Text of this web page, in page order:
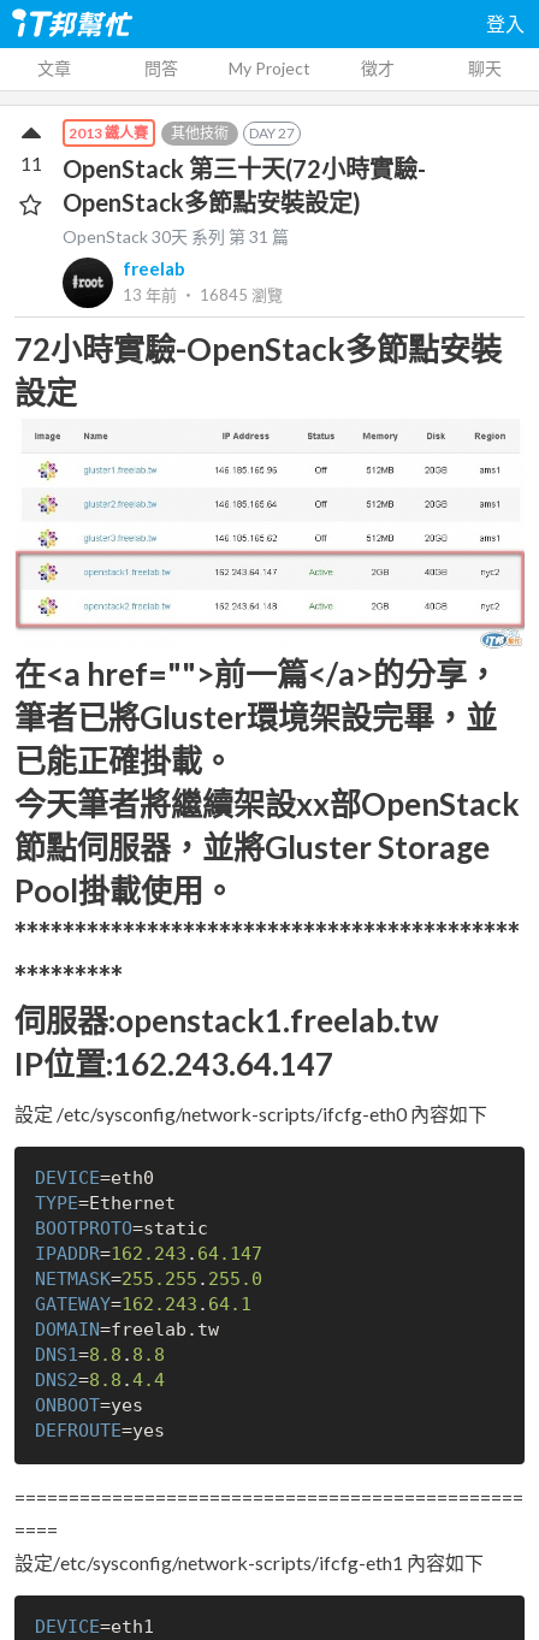
登入
文章 問答 My Project 徵才 聊天
2013 鐵人賽 其他技術 DAY27
OpenStack 第三十天(72小時實驗-
OpenStack多節點安裝設定)
OpenStack 30天 系列 第31 篇
freelab
13 年前 ‧ 16845 瀏覽
11
72小時實驗-OpenStack多節點安裝
設定
在<a href="">前一篇</a>的分享，
筆者已將Gluster環境架設完畢，並
已能正確掛載。
今天筆者將繼續架設xx部OpenStack
節點伺服器，並將Gluster Storage
Pool掛載使用。
******************************************
*********
伺服器:openstack1.freelab.tw
IP位置:162.243.64.147
設定 /etc/sysconfig/network-scripts/ifcfg-eth0 內容如下
DEVICE
TYPE
BOOTPROTO
IPADDR=162.243 . 64.147
NETMASK=255.255 . 255.0
GATEWAY=162.243 . 64.1
DOMAIN
=freelab.tw
DNS1=8.8 . 8.8
DNS2=8.8 .4.4
ONBOOT=yes
DEFROUTE=yes
===============================================
====
設定/etc/sysconfig/network-scripts/ifcfg-eth1 內容如下
DEVICE